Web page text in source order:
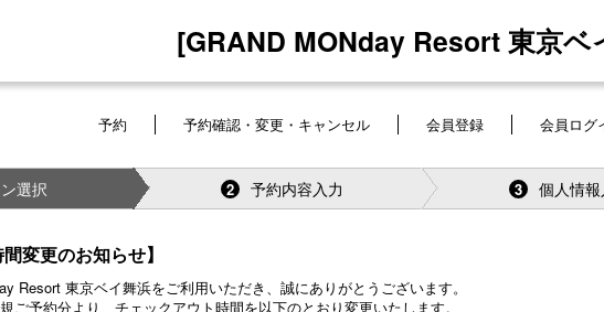
[GRAND MONday Resort 東京ベ
予約 予約確認・変更・キャンセル 会員登録 会員ログ
選択 2 予約内容入力 3 個人情報
変更のお知らせ】
Resort 東京ベイ舞浜をご利用いただき、誠にありがとうございます。
ご予約分より、チェックアウト時間を以下のとおり変更いたします。